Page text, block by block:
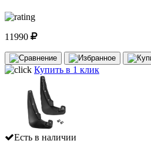
11990
Купить в 1 клик
Есть в наличии